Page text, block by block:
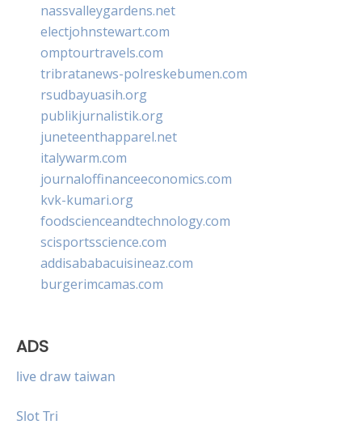
nassvalleygardens.net
electjohnstewart.com
omptourtravels.com
tribratanews-polreskebumen.com
rsudbayuasih.org
publikjurnalistik.org
juneteenthapparel.net
italywarm.com
journaloffinanceeconomics.com
kvk-kumari.org
foodscienceandtechnology.com
scisportsscience.com
addisababacuisineaz.com
burgerimcamas.com
ADS
live draw taiwan
Slot Tri